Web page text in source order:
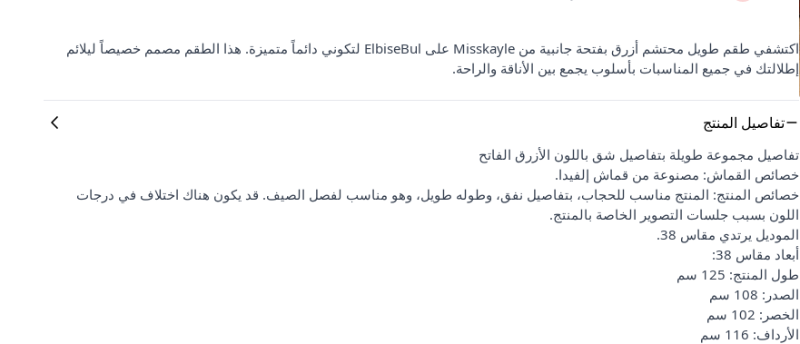
اكتشفي طقم طويل محتشم أزرق بفتحة جانبية من Misskayle على ElbiseBul لتكوني دائماً متميزة. هذا الطقم مصمم خصيصاً ليلائم
إطلالتك في جميع المناسبات بأسلوب يجمع بين الأناقة والراحة.
تفاصيل المنتج
تفاصيل مجموعة طويلة بتفاصيل شق باللون الأزرق الفاتح
خصائص القماش: مصنوعة من قماش إلفيدا.
خصائص المنتج: المنتج مناسب للحجاب، بتفاصيل نفق، وطوله طويل، وهو مناسب لفصل الصيف. قد يكون هناك اختلاف في درجات
اللون بسبب جلسات التصوير الخاصة بالمنتج.
الموديل يرتدي مقاس 38.
أبعاد مقاس 38:
طول المنتج: 125 سم
الصدر: 108 سم
الخصر: 102 سم
الأرداف: 116 سم